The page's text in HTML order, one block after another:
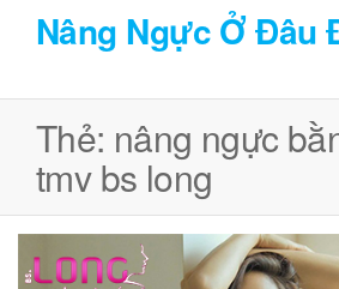
Chuyển
dung
Nâng Ngực Ở Đâu
Thẻ: nâng ngực
tmv bs long